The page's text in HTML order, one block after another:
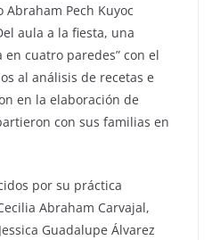
Abraham Pech Kuyoc
aula a la fiesta, una
cuatro paredes” con el
al análisis de recetas e
en la elaboración de
con sus familias en
por su práctica
Abraham Carvajal,
Guadalupe Álvarez